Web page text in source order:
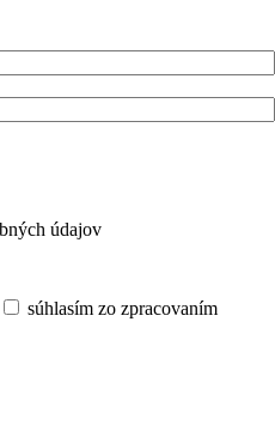
údajov
súhlasím zo zpracovaním